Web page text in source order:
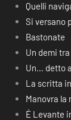
Quelli
Si versano
Bastonate
Un demi
Un… detto
La scritta
Manovra la
É Levante